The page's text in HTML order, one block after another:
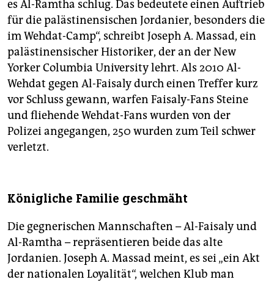
es Al-Ramtha schlug. Das bedeutete einen Auftrieb
für die palästinensischen Jordanier, besonders die
im Wehdat-Camp“, schreibt Joseph A. Massad, ein
palästinensischer Historiker, der an der New
Yorker Columbia University lehrt. Als 2010 Al-
Wehdat gegen Al-Faisaly durch einen Treffer kurz
vor Schluss gewann, warfen Faisaly-Fans Steine
und fliehende Wehdat-Fans wurden von der
Polizei angegangen, 250 wurden zum Teil schwer
verletzt.
Königliche Familie geschmäht
Die gegnerischen Mannschaften – Al-Faisaly und
Al-Ramtha – repräsentieren beide das alte
Jordanien. Joseph A. Massad meint, es sei „ein Akt
der nationalen Loyalität“, welchen Klub man